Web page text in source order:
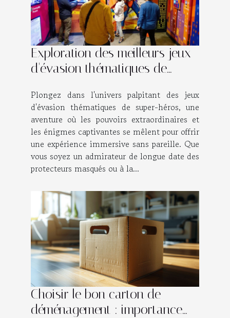
Exploration des meilleurs jeux
d'évasion thématiques de
Plongez dans l'univers palpitant des jeux
d'évasion thématiques de super-héros, une
aventure où les pouvoirs extraordinaires et
les énigmes captivantes se mêlent pour offrir
une expérience immersive sans pareille. Que
vous soyez un admirateur de longue date des
protecteurs masqués ou à la...
Choisir le bon carton de
déménagement : importance